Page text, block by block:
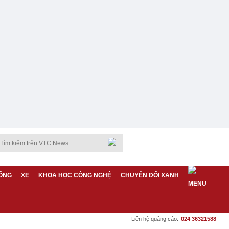
XE KHOA HỌC CÔNG NGHỆ CHUYỂN ĐỔI XANH
Liên hệ quảng cáo: 024 36321588